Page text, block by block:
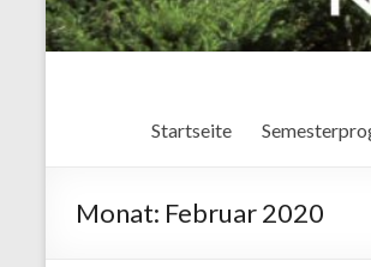
Startseite
Monat: Februar 2020